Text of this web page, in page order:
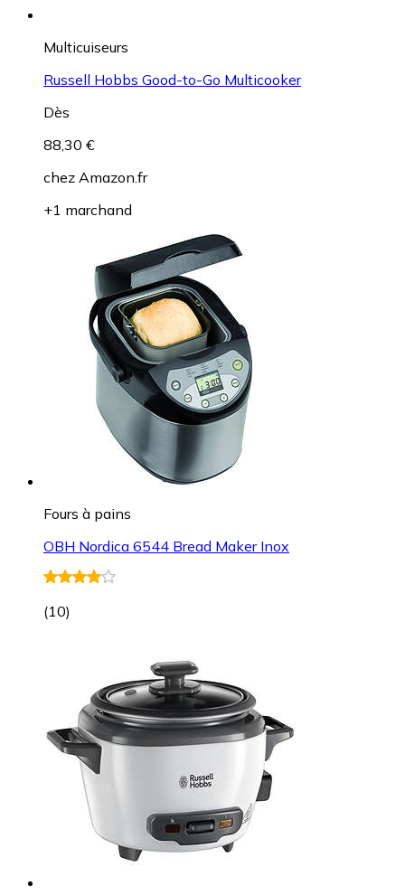
Multicuiseurs
Russell Hobbs Good-to-Go Multicooker
Dès
88,30 €
chez Amazon.fr
+1 marchand
Fours à pains
OBH Nordica 6544 Bread Maker Inox
(10)